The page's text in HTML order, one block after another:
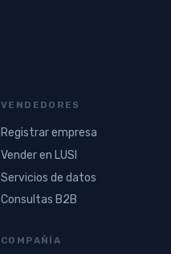
VENDEDORES
Registrar empresa
Vender en LUSI
Servicios de datos
Consultas B2B
COMPAÑÍA